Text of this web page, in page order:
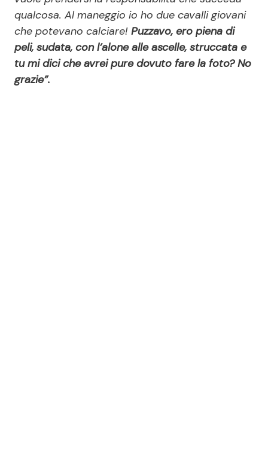
qualcosa. Al maneggio io ho due cavalli giovani
che potevano calciare! Puzzavo, ero piena di
peli, sudata, con l’alone alle ascelle, struccata e
tu mi dici che avrei pure dovuto fare la foto? No
grazie”.